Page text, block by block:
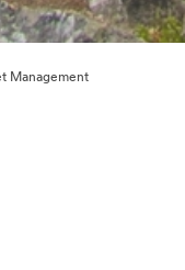
Management